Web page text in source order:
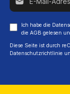
Ich habe die
die AGB gelesen
Diese Seite ist durch
Datenschutzrichtlinie